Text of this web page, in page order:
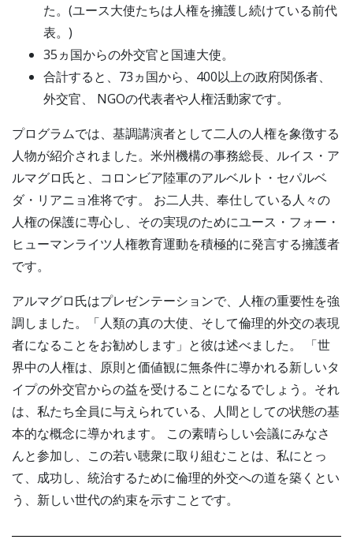
た。(ユース大使たちは人権を擁護し続けている前代
表。)
35ヵ国からの外交官と国連大使。
合計すると、73ヵ国から、400以上の政府関係者、
外交官、 NGOの代表者や人権活動家です。
プログラムでは、基調講演者として二人の人権を象徴する
人物が紹介されました。 米州機構の事務総長、ルイス・ア
ルマグロ氏と、コロンビア陸軍のアルベルト・セパルベ
ダ・リアニョ准将です。 お二人共、奉仕している人々の
人権の保護に専心し、その実現のためにユース・フォー・
ヒューマンライツ人権教育運動を積極的に発言する擁護者
です。
アルマグロ氏はプレゼンテーションで、人権の重要性を強
調しました。「人類の真の大使、そして倫理的外交の表現
者になることをお勧めします」と彼は述べました。 「世
界中の人権は、原則と価値観に無条件に導かれる新しいタ
イプの外交官からの益を受けることになるでしょう。それ
は、私たち全員に与えられている、人間としての状態の基
本的な概念に導かれます。 この素晴らしい会議にみなさ
んと参加し、この若い聴衆に取り組むことは、私にとっ
て、成功し、統治するために倫理的外交への道を築くとい
う、新しい世代の約束を示すことです。